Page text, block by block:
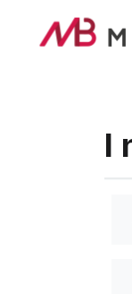
I